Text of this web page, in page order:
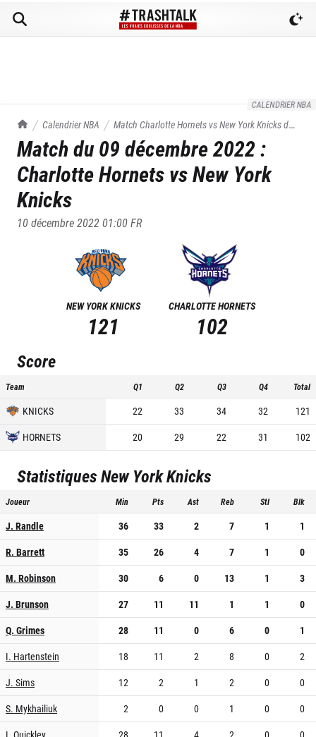
CALENDRIER NBA
TrashTalk Actu NBA
Calendrier NBA Match Charlotte Hornets vsNew York Knicksdu
09/12/2022
Match du 09 décembre 2022:
Charlotte Hornets vsNew York
Knicks
10 décembre 2022 01:00FR
NEW YORK KNICKS
121
CHARLOTTE HORNETS
102
Score
Team Q1 Q2 Q3 Q4 Total
KNICKS 22 33 34 32
121
HORNETS
20 29 22 31 102
StatistiquesNew York Knicks
Joueur Min Pts Ast Reb Stl Blk
J. Randle 36 33 2 7 1
1
R. Barrett
35 26 4 7 1
0
M. Robinson
30 6 0 13 1
3
J. Brunson
27 11 11 1 1
0
Q. Grimes
28 11 0 6 0
1
I. Hartenstein
18 11 2 8 0
2
J. Sims
12 2 1 2 0
0
S. Mykhailiuk
2 0 0 1 0
0